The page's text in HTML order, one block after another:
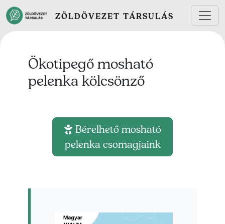
Ugrás a tartalomra
ZÖLDÖVEZET TÁRSULÁS
Ökotipegő mosható
pelenka kölcsönző
Bérelhető mosható
pelenka csomagjaink